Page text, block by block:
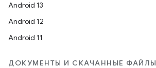
Android 13
Android 12
Android 11
ДОКУМЕНТЫ И СКАЧАННЫЕ ФАЙЛЫ